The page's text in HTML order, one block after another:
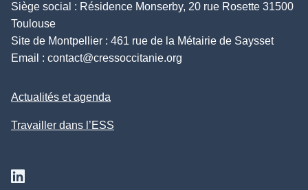
Siège social : Résidence Monserby, 20 rue Rosette 31500
Toulouse
Site de Montpellier : 461 rue de la Métairie de Saysset
Email : contact@cressoccitanie.org
Actualités et agenda
Travailler dans l’ESS